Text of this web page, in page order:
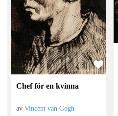
Chef för en kvinna
avVincent van Gogh